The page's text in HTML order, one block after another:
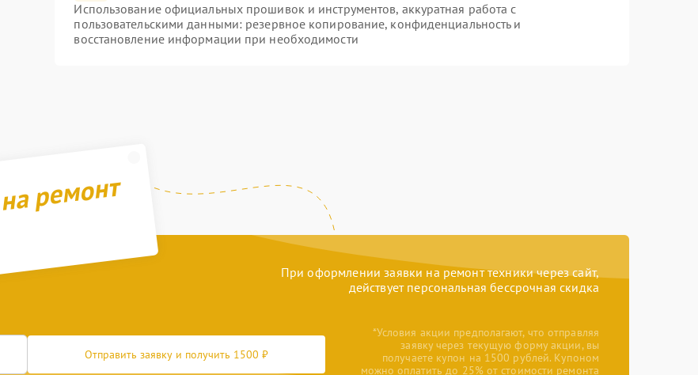
Использование официальных прошивок и инструментов, аккуратная работа с
пользовательскими данными: резервное копирование, конфиденциальность и
восстановление информации при необходимости
ремонт
При оформлении заявки на ремонт техники через сайт,
действует персональная бессрочная скидка
Отправить заявку и получить 1500 ₽
*Условия акции предполагают, что отправляя
заявку через текущую форму акции, вы
получаете купон на 1500 рублей. Купоном
можно оплатить до 25% от стоимости ремонта